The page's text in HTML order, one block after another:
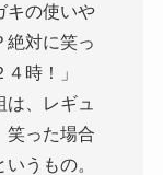
キの使いや
絶対に笑っ
時！」
は、レギュ
笑った場合
うもの。